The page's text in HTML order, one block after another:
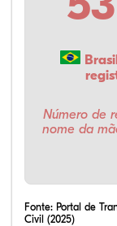
Número de
nome da
Fonte: Portal de
Civil (2025)